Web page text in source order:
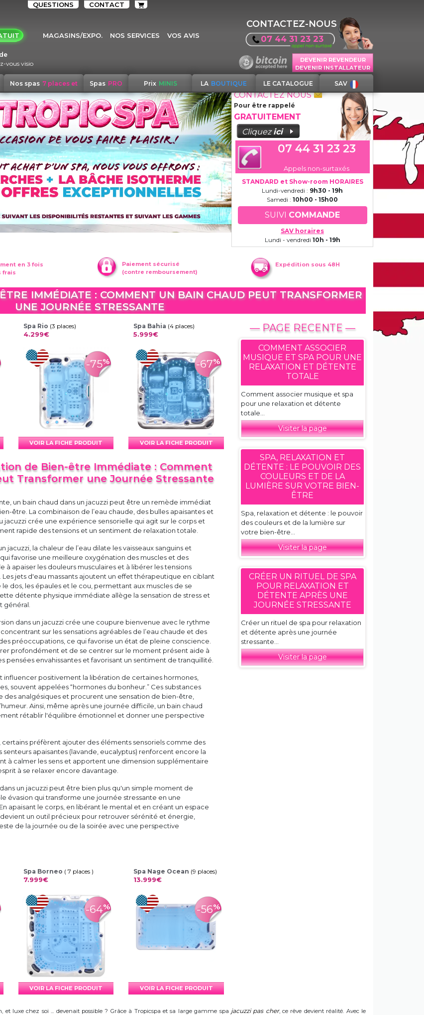
QUESTIONS CONTACT
MAGASINS/EXPO. NOS SERVICES VOS AVIS
vous visio
CONTACTEZ-NOUS
07 44 31 23 23
DEVENIR REVENDEUR
DEVENIR INSTALLATEUR
Nos spas 7 places et
+
Spas PRO Prix MINIS LA BOUTIQUE LE CATALOGUE SAV
CONTACTEZ NOUS
Pour être rappelé
GRATUITEMENT
Cliquezici
07 44 31 23 23
Appels non-surtaxés
STANDARD et Show-room HORAIRES
Lundi-vendredi : 9h30 - 19h
Samedi : 10h00 - 15h00
SUIVI COMMANDE
SAV horaires
Lundi - vendredi 10h - 19h
en 3 fois
frais
Paiement sécurisé
(contre remboursement)
Expédition sous 48H
IMMÉDIATE : COMMENT UN BAIN CHAUD PEUT TRANSFORMER
UNE JOURNÉE STRESSANTE
Spa Rio (3 places)
4.299€
-75%
VOIR LA FICHE PRODUIT
Spa Bahia (4 places)
5.999€
-67%
VOIR LA FICHE PRODUIT
de Bien-être Immédiate : Comment
Transformer une Journée Stressante
un bain chaud dans un jacuzzi peut être un remède immédiat
être. La combinaison de l’eau chaude, des bulles apaisantes et
jacuzzi crée une expérience sensorielle qui agit sur le corps et
rapide des tensions et un sentiment de relaxation totale.
jacuzzi, la chaleur de l’eau dilate les vaisseaux sanguins et
favorise une meilleure oxygénation des muscles et des
à apaiser les douleurs musculaires et à libérer les tensions
Les jets d'eau massants ajoutent un effet thérapeutique en ciblant
dos, les épaules et le cou, permettant aux muscles de se
détente physique immédiate allège la sensation de stress et
général.
dans un jacuzzi crée une coupure bienvenue avec le rythme
sur les sensations agréables de l’eau chaude et des
préoccupations, ce qui favorise un état de pleine conscience.
profondément et de se centrer sur le moment présent aide à
pensées envahissantes et favorisant un sentiment de tranquillité.
influencer positivement la libération de certaines hormones,
souvent appelées “hormones du bonheur.” Ces substances
des analgésiques et procurent une sensation de bien-être,
Ainsi, même après une journée difficile, un bain chaud
rétablir l'équilibre émotionnel et donner une perspective
certains préfèrent ajouter des éléments sensoriels comme des
senteurs apaisantes (lavande, eucalyptus) renforcent encore la
à calmer les sens et apportent une dimension supplémentaire
à se relaxer encore davantage.
un jacuzzi peut être bien plus qu'un simple moment de
évasion qui transforme une journée stressante en une
apaisant le corps, en libérant le mental et en créant un espace
un outil précieux pour retrouver sérénité et énergie,
de la journée ou de la soirée avec une perspective
Spa Borneo ( 7 places )
7.999€
-64%
VOIR LA FICHE PRODUIT
Spa Nage Ocean (9 places)
13.999€
-56%
VOIR LA FICHE PRODUIT
— PAGE RECENTE —
COMMENT ASSOCIER
MUSIQUE ET SPA POUR UNE
RELAXATION ET DÉTENTE
TOTALE
Comment associer musique et spa
pour une relaxation et détente
totale...
Visiter la page
SPA, RELAXATION ET
DÉTENTE : LE POUVOIR DES
COULEURS ET DE LA
LUMIÈRE SUR VOTRE BIEN-
ÊTRE
Spa, relaxation et détente : le pouvoir
des couleurs et de la lumière sur
votre bien-être...
Visiter la page
CRÉER UN RITUEL DE SPA
POUR RELAXATION ET
DÉTENTE APRÈS UNE
JOURNÉE STRESSANTE
Créer un rituel de spa pour relaxation
et détente après une journée
stressante...
Visiter la page
luxe chez soi ... devenait possible ? Grâce à Tropicspa et sa large gamme spa jacuzzi pas cher, ce rêve devient réalité. Avec le